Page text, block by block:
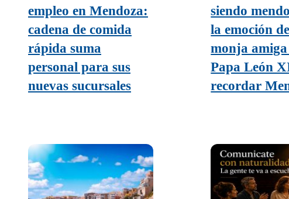
empleo en Mendoza:
cadena de comida
rápida suma
personal para sus
nuevas sucursales
siendo
la emoción
monja amiga
Papa León
recordar